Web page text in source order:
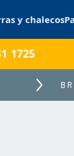
y chalecos
1725